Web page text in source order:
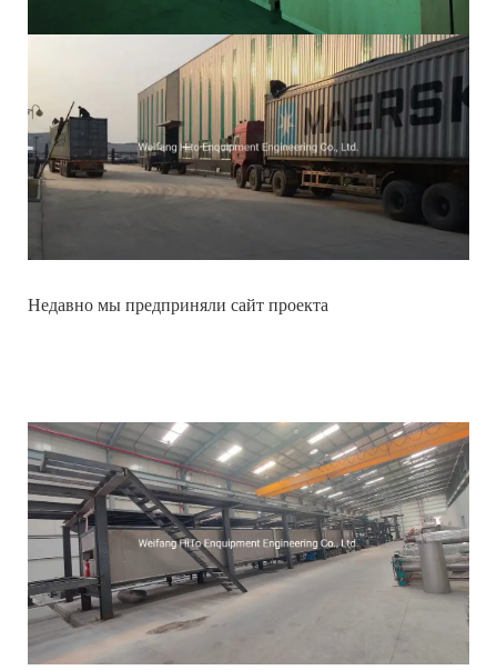
Недавно мы предприняли сайт проекта